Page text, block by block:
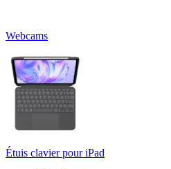
Webcams
Étuis clavier pour iPad